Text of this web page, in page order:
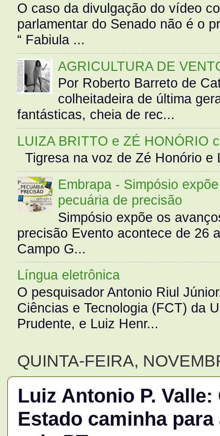
O caso da divulgação do vídeo
parlamentar do Senado não é o
“ Fabiula ...
AGRICULTURA DE
Por Roberto Barreto de
colheitadeira de última
fantásticas, cheia de rec...
LUIZA BRITTO e ZÉ HONÓRIO
Tigresa na voz de Zé Honório
Embrapa - Simpósio
pecuária de precisão
Simpósio expõe os
precisão Evento acontece de 26
Campo G...
Língua eletrônica
O pesquisador Antonio Riul
Ciências e Tecnologia (FCT) da
Prudente, e Luiz Henr...
QUINTA-FEIRA,
Luiz Antonio P.
Estado caminha